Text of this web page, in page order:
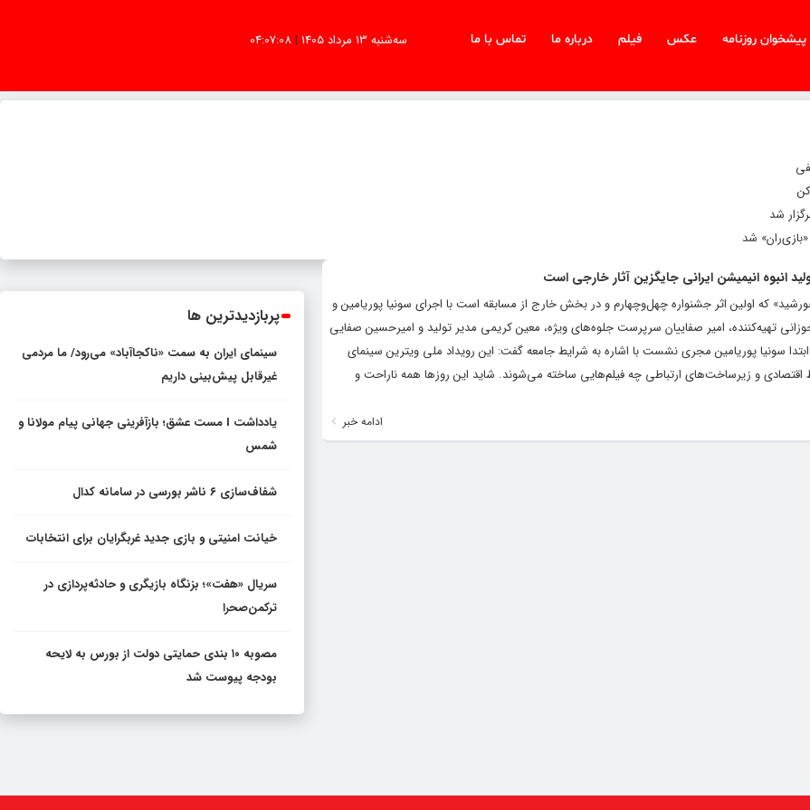
پیشخوان روزنامه عکس فیلم درباره ما تماس با ما سه‌شنبه 13 مرداد 1405 |
04:07:08
شد
انبوه انیمیشن ایرانی جایگزین آثار خارجی است
که اولین اثر جشنواره چهل‌وچهارم و در بخش خارج از مسابقه است با اجرای سونیا پوریامین و
تهیه‌کننده، امیر صفاییان سرپرست جلوه‌های ویژه، معین کریمی مدیر تولید و امیرحسین صفایی
شد. در ابتدا سونیا پوریامین مجری نشست با اشاره به شرایط جامعه گفت: این رویداد ملی ویترین سینمای
اقتصادی و زیرساخت‌های ارتباطی چه فیلم‌هایی ساخته می‌شوند. شاید این روزها همه ناراحت و
ادامه خبر
پربازدیدترین ها
سینمای ایران به سمت «ناکجاآباد» می‌رود/ ما مردمی
غیرقابل پیش‌بینی داریم
یادداشت I مست عشق؛ بازآفرینی جهانی پیام مولانا و
شمس
شفاف‌سازی ۶ ناشر بورسی در سامانه کدال
خیانت امنیتی و بازی جدید غربگرایان برای انتخابات
سریال «هفت»؛ بزنگاه بازیگری و حادثه‌پردازی در
ترکمن‌صحرا
مصوبه ۱۰ بندی حمایتی دولت از بورس به لایحه
بودجه پیوست شد